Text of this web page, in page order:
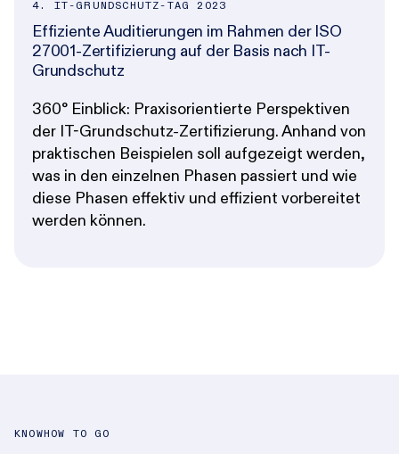
4. IT-GRUNDSCHUTZ-TAG 2023
Effiziente Auditierungen im Rahmen der ISO
27001-Zertifizierung auf der Basis nach IT-
Grundschutz
360° Einblick: Praxisorientierte Perspektiven
der IT-Grundschutz-Zertifizierung. Anhand von
praktischen Beispielen soll aufgezeigt werden,
was in den einzelnen Phasen passiert und wie
diese Phasen effektiv und effizient vorbereitet
werden können.
KNOWHOW TO GO